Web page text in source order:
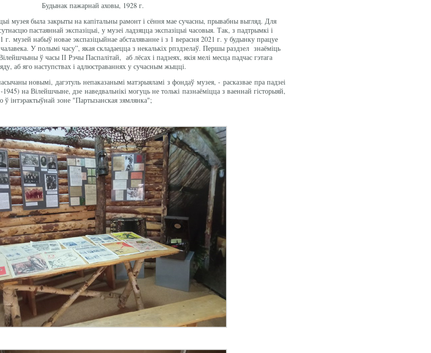
Будынак пажарнай аховы, 1928 г.
музея была закрыты на капітальны рамонт і сёння мае сучасны, прывабны выгляд. Для
пастаяннай экспазіцыі, у музеі ладзяцца экспазіцыі часовыя. Так, з падтрымкі і
г. музей набыў новае экспазіцыйнае абсталяванне і з 1 верасня 2021 г. у будынку працуе
У полымі часу”, якая складаецца з некалькіх рпздзелаў. Першы раздзел знаёміць
ў часы ІІ Рэчы Паспалітай, аб лёсах і падзеях, якія мелі месца падчас гэтага
аб яго наступствах і адлюстраваннях у сучасным жыцці.
новымі, дагэтуль непаказанымі матэрыяламі з фондаў музея, - расказвае пра падзеі
на Вілейшчыне, дзе наведвальнікі могуць не толькі пазнаёміцца ​​з ваеннай гісторыяй,
ў інтэрактыўнай зоне "Партызанская зямлянка";